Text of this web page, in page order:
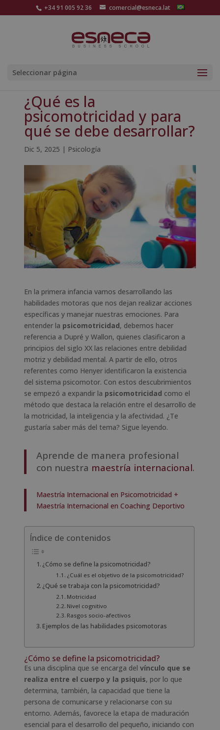
+34 91 005 92 36 comercial@esneca.lat
Seleccionar página
¿Qué es la
psicomotricidad y para
qué se debe desarrollar?
Dic 5, 2025 | Psicología
En la primera infancia vamos desarrollando las
habilidades motoras que nos dejan realizar acciones
específicas y manejar nuestras emociones. Para
entender la psicomotricidad, debemos hacer
referencia a Dupré y Wallon, quienes clasificaron a
principios del siglo XX las relaciones entre debilidad
motriz y debilidad mental. A partir de ello, otros
referentes como Henyer identificaron la existencia
del sistema psicomotor. Con estos descubrimientos
se empezó a expandir la psicomotricidad como el
método que destaca la relación entre el desarrollo de
la motricidad, la inteligencia y la afectividad. ¿Te
gustaría saber más del tema? Sigue leyendo.
Aprende de manera profesional
con nuestra maestría internacional.
Maestría Internacional en Psicomotricidad +
Maestría Internacional en Coaching Deportivo
Índice de contenidos
¿Cómo se define la psicomotricidad?
¿Cuál es el objetivo de la psicomotricidad?
¿Qué se trabaja con la psicomotricidad?
Motricidad
Nivel cognitivo
Rasgos socio-afectivos
Ejemplos de las habilidades psicomotoras
¿Cómo se define la psicomotricidad?
Es una disciplina que se encarga del vínculo que se
realiza entre el cuerpo y la psiquis, por lo que
determina, también, la capacidad que tiene la
persona de comunicarse y relacionarse con su
entorno. Además, favorece la etapa de maduración
esencial para el desarrollo del pequeño, iniciando con